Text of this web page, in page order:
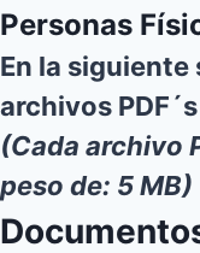
Personas
En la
archivos PDF´s
(Cada archivo
peso de: 5 MB)